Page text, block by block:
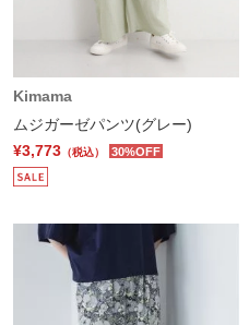
Kimama
ムジガーゼパンツ(グレー)
¥3,773 （税込） 30%OFF